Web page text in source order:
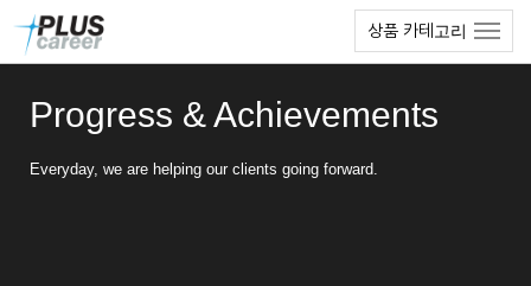
상품 카테고리
Progress & Achievements
Everyday, we are helping our clients going forward.